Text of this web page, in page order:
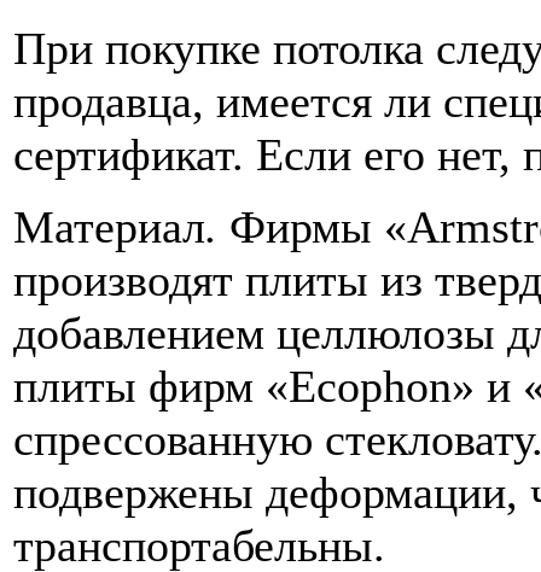
При покупке потолка
продавца, имеется ли
сертификат. Если его нет,
Материал. Фирмы
производят плиты из
добавлением целлюлозы
плиты фирм «Ecophon» и
спрессованную
подвержены деформации,
транспортабельны.